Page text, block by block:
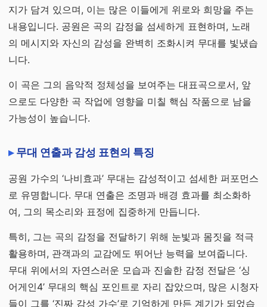
지가 담겨 있으며, 이는 많은 이들에게 위로와 희망을 주는
내용입니다. 공원은 곡의 감정을 섬세하게 표현하며, 노래
의 메시지와 자신의 감성을 완벽히 조화시켜 무대를 빛냈습
니다.
이 곡은 그의 음악적 정체성을 보여주는 대표곡으로서, 앞
으로도 다양한 곡 작업에 영향을 미칠 핵심 작품으로 남을
가능성이 높습니다.
무대 연출과 감성 표현의 특징
공원 가수의 ‘나비효과’ 무대는 감성적이고 섬세한 퍼포먼스
로 유명합니다. 무대 연출은 조명과 배경 효과를 최소화하
여, 그의 목소리와 표정에 집중하게 만듭니다.
특히, 그는 곡의 감정을 전달하기 위해 눈빛과 몸짓을 적극
활용하며, 관객과의 교감에도 뛰어난 능력을 보여줍니다.
무대 위에서의 자연스러운 모습과 진솔한 감정 전달은 ‘싱
어게인4’ 무대의 핵심 포인트로 자리 잡았으며, 많은 시청자
들이 그를 ‘진짜 감성 가수’로 기억하게 만든 계기가 되었습